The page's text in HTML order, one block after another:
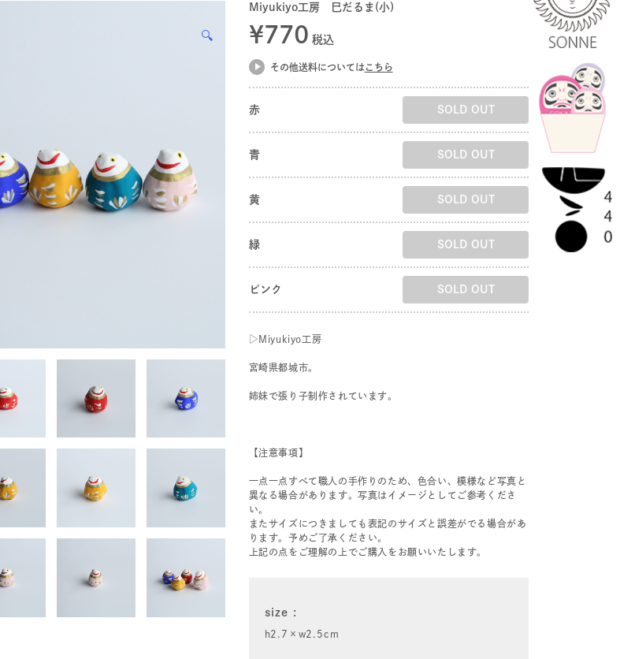
🔍
Miyukiyo工房 巳だるま(小)
¥770 税込
その他送料については こちら
赤 SOLD OUT
青 SOLD OUT
黄 SOLD OUT
緑 SOLD OUT
ピンク SOLD OUT
▷Miyukiyo工房
宮崎県都城市。
姉妹で張り子制作されています。
【注意事項】
一点一点すべて職人の手作りのため、色合い、模様など写真と
異なる場合があります。写真はイメージとしてご参考くださ
い。
またサイズにつきましても表記のサイズと誤差がでる場合があ
ります。予めご了承ください。
上記の点をご理解の上でご購入をお願いいたします。
size
h2.7×w2.5cm